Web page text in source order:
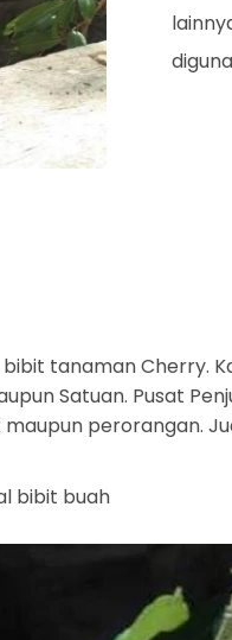
tanaman Cherry.
Satuan. Pusat
perorangan.
bibit buah